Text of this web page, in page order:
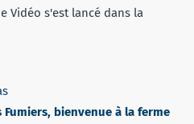
Vidéo s'est lancé dans la
Fumiers, bienvenue à la ferme